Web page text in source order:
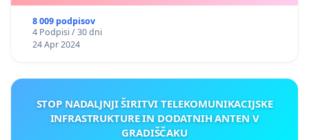
8 009 podpisov
4 Podpisi / 30 dni
24 Apr 2024
STOP NADALJNJI ŠIRITVI TELEKOMUNIKACIJSKE
INFRASTRUKTURE IN DODATNIH ANTEN V
GRADIŠČAKU